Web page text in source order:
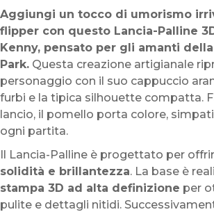
Aggiungi un tocco di umorismo
flipper con questo Lancia-Palline
Kenny, pensato per gli amanti
Park. Questa creazione artigianale
personaggio con il suo cappuccio
furbi e la tipica silhouette compatta.
lancio, il pomello porta colore,
ogni partita.
Il Lancia-Palline è progettato per
solidità e brillantezza. La base è
stampa 3D ad alta definizione per
pulite e dettagli nitidi.